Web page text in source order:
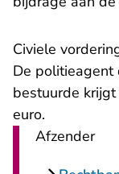
Civiele
De
bestuurde
euro.
Afzender